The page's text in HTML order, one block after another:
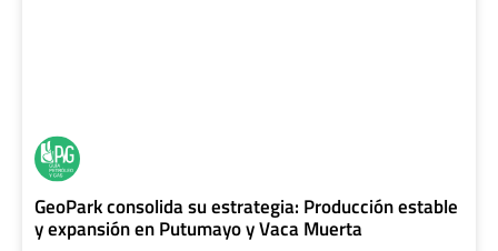
GeoPark consolida su estrategia: Producción estable
y expansión en Putumayo y Vaca Muerta